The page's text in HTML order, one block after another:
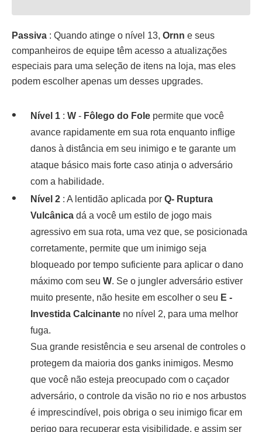
Passiva : Quando atinge o nível 13, Ornn e seus
companheiros de equipe têm acesso a atualizações
especiais para uma seleção de itens na loja, mas eles
podem escolher apenas um desses upgrades.
Nível 1 : W - Fôlego do Fole permite que você
avance rapidamente em sua rota enquanto inflige
danos à distância em seu inimigo e te garante um
ataque básico mais forte caso atinja o adversário
com a habilidade.
Nível 2 : A lentidão aplicada por Q- Ruptura
Vulcânica dá a você um estilo de jogo mais
agressivo em sua rota, uma vez que, se posicionada
corretamente, permite que um inimigo seja
bloqueado por tempo suficiente para aplicar o dano
máximo com seu W. Se o jungler adversário estiver
muito presente, não hesite em escolher o seu E -
Investida Calcinante no nível 2, para uma melhor
fuga.
Sua grande resistência e seu arsenal de controles o
protegem da maioria dos ganks inimigos. Mesmo
que você não esteja preocupado com o caçador
adversário, o controle da visão no rio e nos arbustos
é imprescindível, pois obriga o seu inimigo ficar em
perigo para recuperar esta visibilidade, e assim ser